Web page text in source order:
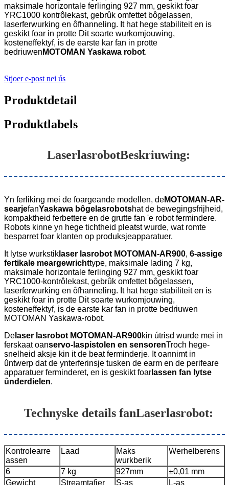
maksimale horizontale ferlinging 927 mm, geskikt foar
YRC1000 kontrôlekast, gebrûk omfettet bôgelassen,
laserferwurking en ôfhanneling. It hat hege stabiliteit en is
geskikt foar in protte Dit soarte wurkomjouwing,
kosteneffektyf, is de earste kar fan in protte
bedriuwen MOTOMAN Yaskawa robot.
Stjoer e-post nei ús
Produktdetail
Produktlabels
LaserlasrobotBeskriuwing:
Yn ferliking mei de foargeande modellen, deMOTOMAN-AR-
searjefanYaskawa bôgelasrobotshat de bewegingsfrijheid,
kompaktheid ferbettere en de grutte fan 'e robot fermindere.
Robots kinne yn hege tichtheid pleatst wurde, wat romte
besparret foar klanten op produksjeapparatuer.
It lytse wurkstik laser lasrobot MOTOMAN-AR900, 6-assige
fertikale meargewrichttype, maksimale lading 7 kg,
maksimale horizontale ferlinging 927 mm, geskikt foar
YRC1000-kontrôlekast, gebrûk omfettet bôgelassen,
laserferwurking en ôfhanneling. It hat hege stabiliteit en is
geskikt foar in protte Dit soarte wurkomjouwing,
kosteneffektyf, is de earste kar fan in protte bedriuwen
MOTOMAN Yaskawa-robot.
De laser lasrobot MOTOMAN-AR900kin útrisd wurde mei in
ferskaat oanservo-laspistolen en sensorenTroch hege-
snelheid aksje kin it de beat ferminderje. It oannimt in
ûntwerp dat de ynterferinsje tusken de earm en de perifeare
apparatuer ferminderet, en is geskikt foar lassen fan lytse
ûnderdielen.
Technyske details fanLaserlasrobot:
Kontrolearre
assen
Laad
Maks
wurkberik
Werhelberens
6 7 kg 927mm
±0,01 mm
Gewicht
Streamtafier S-as L-as